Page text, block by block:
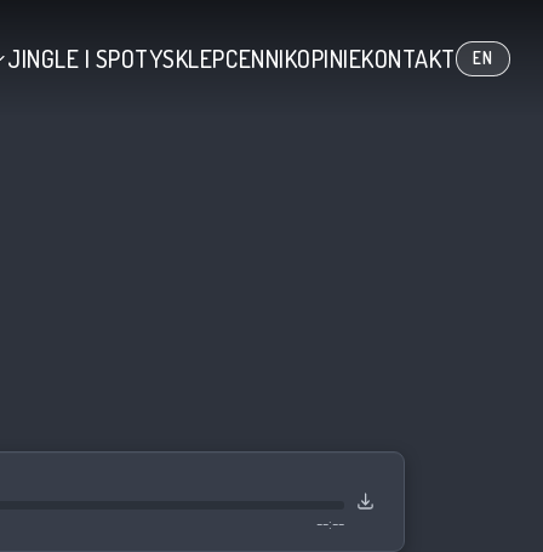
JINGLE I SPOTYSKLEPCENNIKOPINIEKONTAKT EN
--:--